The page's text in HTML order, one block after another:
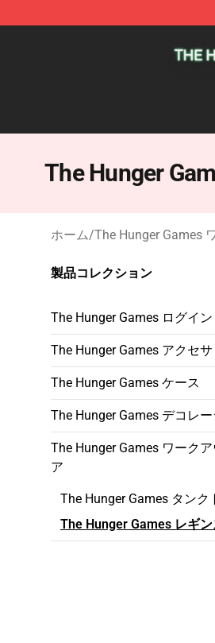
The Hunger
ホーム/The Hunger Games
製品コレクション
The Hunger Games ログイン
The Hunger Games アクセ
The Hunger Games ケース
The Hunger Games デコレ
The Hunger Games ワーク
ア
The Hunger Games タンク
The Hunger Games レギン